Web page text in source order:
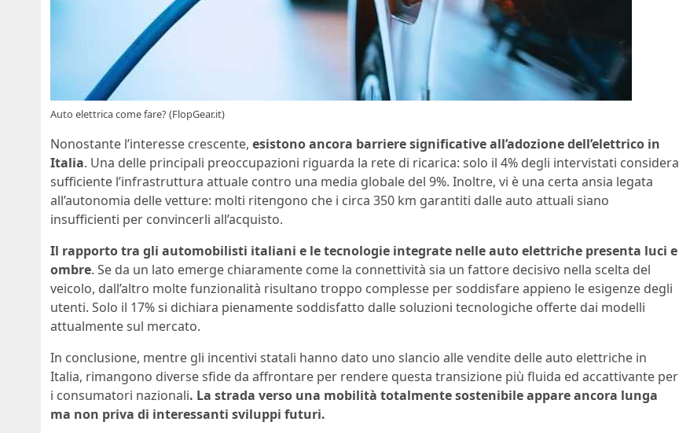
Auto elettrica come fare? (FlopGear.it)
Nonostante l’interesse crescente, esistono ancora barriere significative all’adozione dell’elettrico in
Italia. Una delle principali preoccupazioni riguarda la rete di ricarica: solo il 4% degli intervistati considera
sufficiente l’infrastruttura attuale contro una media globale del 9%. Inoltre, vi è una certa ansia legata
all’autonomia delle vetture: molti ritengono che i circa 350 km garantiti dalle auto attuali siano
insufficienti per convincerli all’acquisto.
Il rapporto tra gli automobilisti italiani e le tecnologie integrate nelle auto elettriche presenta luci e
ombre. Se da un lato emerge chiaramente come la connettività sia un fattore decisivo nella scelta del
veicolo, dall’altro molte funzionalità risultano troppo complesse per soddisfare appieno le esigenze degli
utenti. Solo il 17% si dichiara pienamente soddisfatto dalle soluzioni tecnologiche offerte dai modelli
attualmente sul mercato.
In conclusione, mentre gli incentivi statali hanno dato uno slancio alle vendite delle auto elettriche in
Italia, rimangono diverse sfide da affrontare per rendere questa transizione più fluida ed accattivante per
i consumatori nazionali. La strada verso una mobilità totalmente sostenibile appare ancora lunga
ma non priva di interessanti sviluppi futuri.